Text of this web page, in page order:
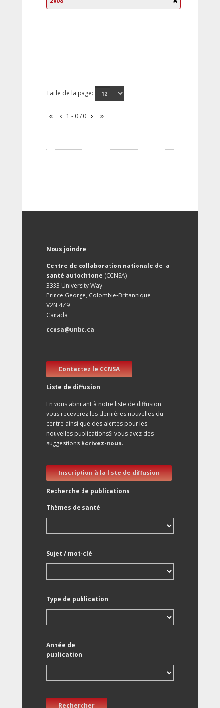
Taille de la page:
1 - 0 / 0
Nous joindre
Centre de collaboration nationale de la
santé autochtone (CCNSA)
3333 University Way
Prince George, Colombie-Britannique
V2N 4Z9
Canada
ccnsa@unbc.ca
Contactez le CCNSA
Liste de diffusion
En vous abnnant à notre liste de diffusion
vous receverez les dernières nouvelles du
centre ainsi que des alertes pour les
nouvelles publicationsSi vous avez des
suggestions écrivez-nous.
Inscription à la liste de diffusion
Recherche de publications
Thèmes de santé
Sujet / mot-clé
Type de publication
Année de
publication
Rechercher